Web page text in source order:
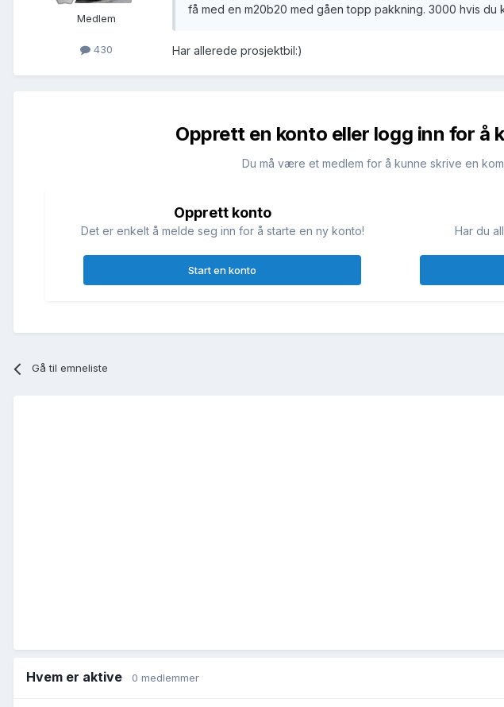
Medlem
430
få med en m20b20 med gåen topp pakkning. 3000 hvis du
Har allerede prosjektbil:)
Opprett en konto eller logg inn for å
Du må være et medlem for å kunne skrive en
Opprett konto
Det er enkelt å melde seg inn for å starte en ny konto!
Start en konto
Har du
Gå til emneliste
Hvem er aktive 0 medlemmer